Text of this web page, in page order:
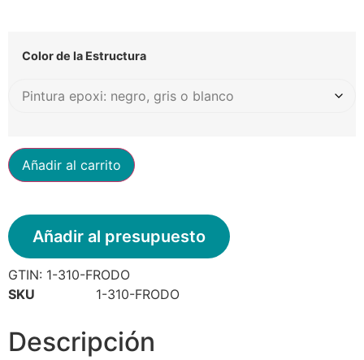
Color de la Estructura
Añadir al carrito
Añadir al presupuesto
GTIN: 1-310-FRODO
SKU
1-310-FRODO
Descripción